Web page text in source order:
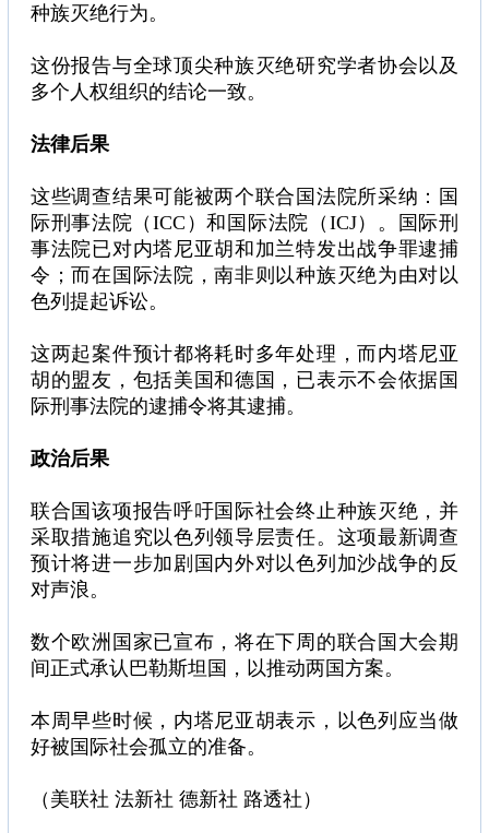
种族灭绝行为。
这份报告与全球顶尖种族灭绝研究学者协会以及
多个人权组织的结论一致。
法律后果
这些调查结果可能被两个联合国法院所采纳：国
际刑事法院（ICC）和国际法院（ICJ）。国际刑
事法院已对内塔尼亚胡和加兰特发出战争罪逮捕
令；而在国际法院，南非则以种族灭绝为由对以
色列提起诉讼。
这两起案件预计都将耗时多年处理，而内塔尼亚
胡的盟友，包括美国和德国，已表示不会依据国
际刑事法院的逮捕令将其逮捕。
政治后果
联合国该项报告呼吁国际社会终止种族灭绝，并
采取措施追究以色列领导层责任。这项最新调查
预计将进一步加剧国内外对以色列加沙战争的反
对声浪。
数个欧洲国家已宣布，将在下周的联合国大会期
间正式承认巴勒斯坦国，以推动两国方案。
本周早些时候，内塔尼亚胡表示，以色列应当做
好被国际社会孤立的准备。
（美联社 法新社 德新社 路透社）